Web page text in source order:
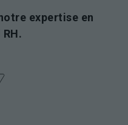
expertise en